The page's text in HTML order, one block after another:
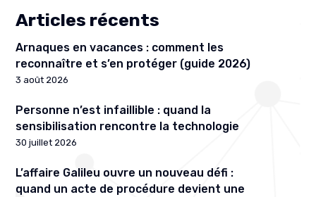
Articles récents
Arnaques en vacances : comment les
reconnaître et s’en protéger (guide 2026)
3 août 2026
Personne n’est infaillible : quand la
sensibilisation rencontre la technologie
30 juillet 2026
L’affaire Galileu ouvre un nouveau défi :
quand un acte de procédure devient une